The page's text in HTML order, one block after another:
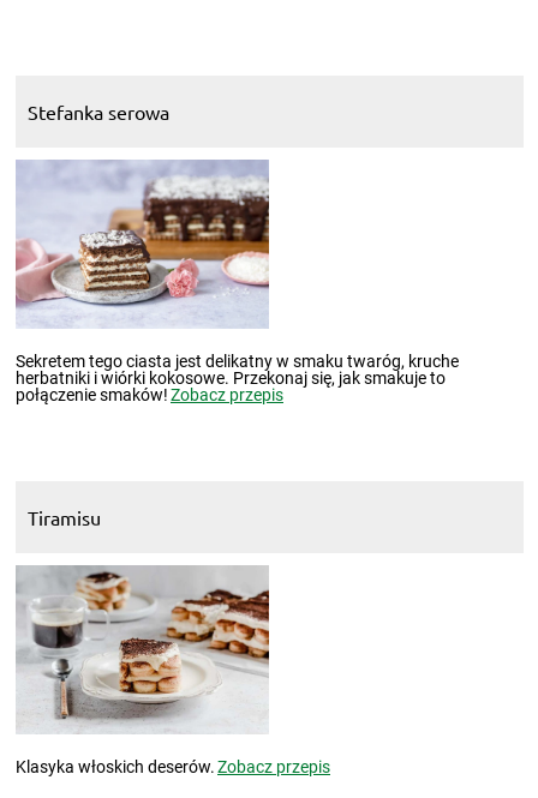
Stefanka serowa
Sekretem tego ciasta jest delikatny w smaku twaróg, kruche
herbatniki i wiórki kokosowe. Przekonaj się, jak smakuje to
połączenie smaków!Zobacz przepis
Tiramisu
Klasyka włoskich deserów.Zobacz przepis